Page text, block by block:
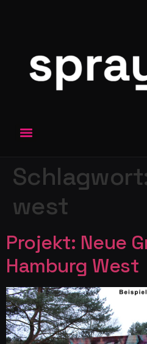
west
Projekt: Neue
Hamburg West